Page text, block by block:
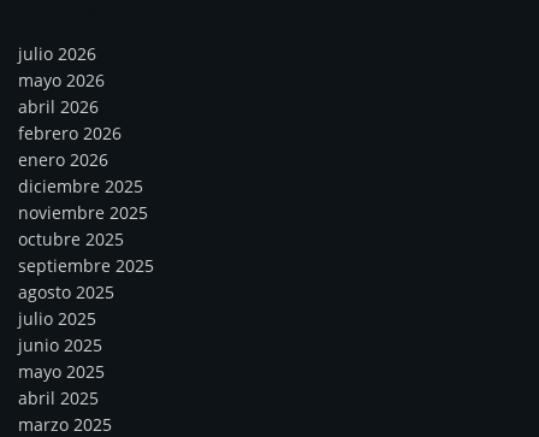
julio 2026
mayo 2026
abril 2026
febrero 2026
enero 2026
diciembre 2025
noviembre 2025
octubre 2025
septiembre 2025
agosto 2025
julio 2025
junio 2025
mayo 2025
abril 2025
marzo 2025